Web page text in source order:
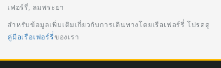
เฟอร์รี่, ลมพระยา
สำหรับข้อมูลเพิ่มเติมเกี่ยวกับการเดินทางโดยเรือเฟอร์รี่่ โปรดดู
คู่มือเรือเฟอร์รี่่ของเรา